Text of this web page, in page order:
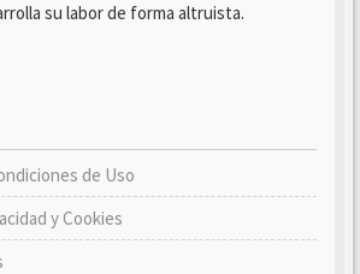
su labor de forma altruista.
de Uso
y Cookies